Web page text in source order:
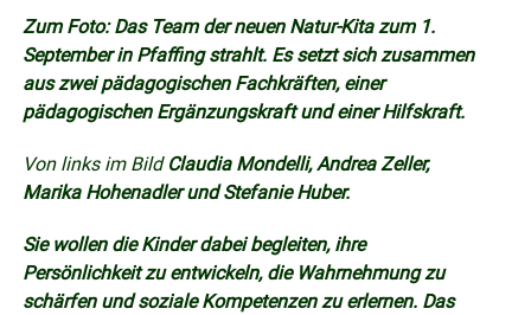
Zum Foto: Das Team der neuen Natur-Kita zum 1.
September in Pfaffing strahlt. Es setzt sich zusammen
aus zwei pädagogischen Fachkräften, einer
pädagogischen Ergänzungskraft und einer Hilfskraft.
Von links im BildClaudia Mondelli, Andrea Zeller,
Marika Hohenadler und Stefanie Huber.
Sie wollen die Kinder dabei begleiten, ihre
Persönlichkeit zu entwickeln, die Wahrnehmung zu
schärfen und soziale Kompetenzen zu erlernen. Das